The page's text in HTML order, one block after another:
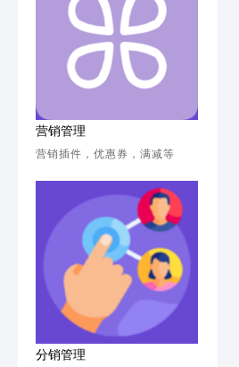
营销管理
营销插件，优惠券，满减等
分销管理